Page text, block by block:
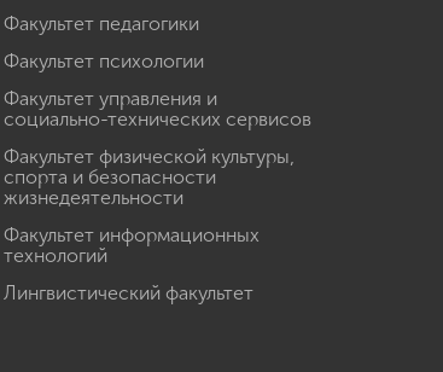
Факультет педагогики
Факультет психологии
Факультет управления и
социально-технических сервисов
Факультет физической культуры,
спорта и безопасности
жизнедеятельности
Факультет информационных
технологий
Лингвистический факультет